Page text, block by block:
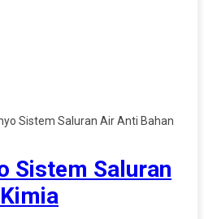
Sistem Saluran Air Anti Bahan
Sistem Saluran